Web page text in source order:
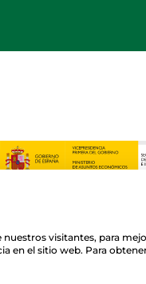
©
nuestros visitantes, para
en el sitio web. Para